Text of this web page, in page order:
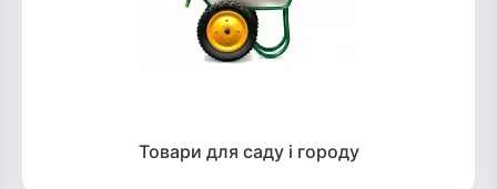
Товари для саду і городу